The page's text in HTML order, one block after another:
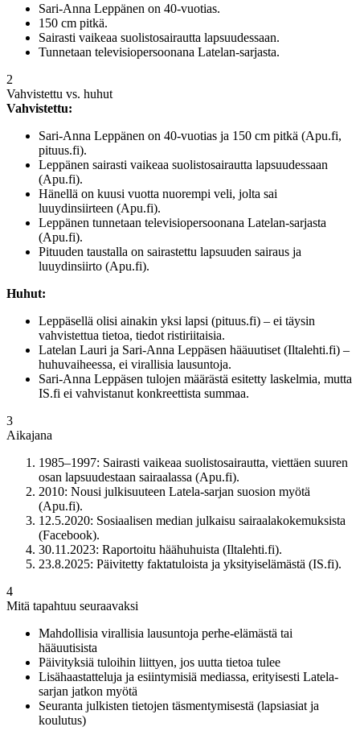
Sari-Anna Leppänen on 40-vuotias.
150 cm pitkä.
Sairasti vaikeaa suolistosairautta lapsuudessaan.
Tunnetaan televisiopersoonana Latelan-sarjasta.
2
Vahvistettu vs. huhut
Vahvistettu:
Sari-Anna Leppänen on 40-vuotias ja 150 cm pitkä (Apu.fi,
pituus.fi).
Leppänen sairasti vaikeaa suolistosairautta lapsuudessaan
(Apu.fi).
Hänellä on kuusi vuotta nuorempi veli, jolta sai
luuydinsiirteen (Apu.fi).
Leppänen tunnetaan televisiopersoonana Latelan-sarjasta
(Apu.fi).
Pituuden taustalla on sairastettu lapsuuden sairaus ja
luuydinsiirto (Apu.fi).
Huhut:
Leppäsellä olisi ainakin yksi lapsi (pituus.fi) – ei täysin
vahvistettua tietoa, tiedot ristiriitaisia.
Latelan Lauri ja Sari-Anna Leppäsen hääuutiset (Iltalehti.fi) –
huhuvaiheessa, ei virallisia lausuntoja.
Sari-Anna Leppäsen tulojen määrästä esitetty laskelmia, mutta
IS.fi ei vahvistanut konkreettista summaa.
3
Aikajana
1985–1997: Sairasti vaikeaa suolistosairautta, viettäen suuren
osan lapsuudestaan sairaalassa (Apu.fi).
2010: Nousi julkisuuteen Latela-sarjan suosion myötä
(Apu.fi).
12.5.2020: Sosiaalisen median julkaisu sairaalakokemuksista
(Facebook).
30.11.2023: Raportoitu häähuhuista (Iltalehti.fi).
23.8.2025: Päivitetty faktatuloista ja yksityiselämästä (IS.fi).
4
Mitä tapahtuu seuraavaksi
Mahdollisia virallisia lausuntoja perhe-elämästä tai
hääuutisista
Päivityksiä tuloihin liittyen, jos uutta tietoa tulee
Lisähaastatteluja ja esiintymisiä mediassa, erityisesti Latela-
sarjan jatkon myötä
Seuranta julkisten tietojen täsmentymisestä (lapsiasiat ja
koulutus)